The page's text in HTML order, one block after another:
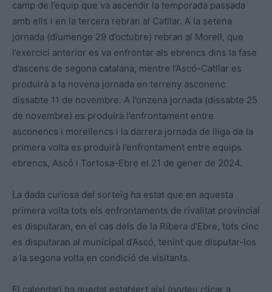
camp de l’equip que va ascendir la temporada passada
amb ells i en la tercera rebran al Catllar. A la setena
jornada (diumenge 29 d’octubre) rebran al Morell, que
l’exercici anterior es va enfrontar als ebrencs dins la fase
d’ascens de segona catalana, mentre l’Ascó-Catllar es
produirà a la novena jornada en terreny asconenc
dissabte 11 de novembre. A l’onzena jornada (dissabte 25
de novembre) es produirà l’enfrontament entre
asconencs i morellencs i la darrera jornada de lliga de la
primera volta es produirà l’enfrontament entre equips
ebrencs, Ascó i Tortosa-Ebre el 21 de gener de 2024.
La dada curiosa del sorteig ha estat que en aquesta
primera volta tots els enfrontaments de rivalitat provincial
es disputaran, en el cas dels de la Ribera d’Ebre, tots cinc
es disputaran al municipal d’Ascó, tenint que disputar-los
a la segona volta en condició de visitants.
El calendari ha quedat establert així (podeu clicar a